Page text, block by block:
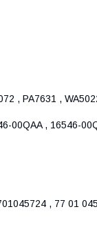
, PA7631 ,
00QAA , 16546-
, 77 01